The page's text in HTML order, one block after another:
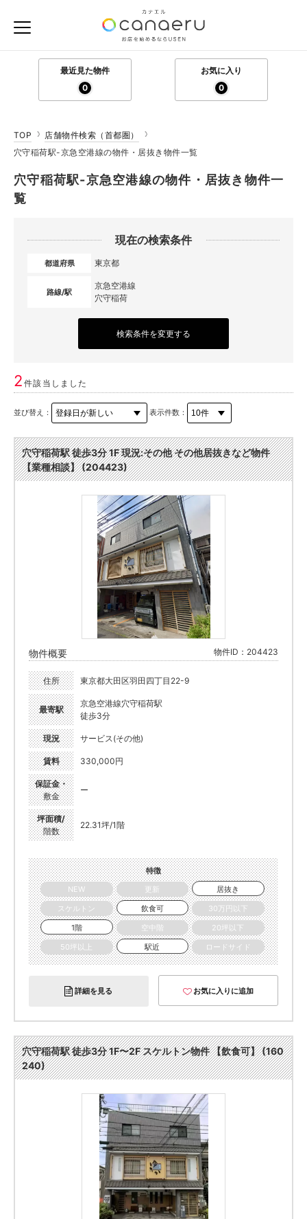
最近見た物件
0
お気に入り
0
TOP
店舗物件検索（首都圏）
穴守稲荷駅-京急空港線の物件・居抜き物件一覧
穴守稲荷駅-京急空港線の物件・居抜き物件一
覧
現在の検索条件
都道府県 東京都
路線/駅
京急空港線
穴守稲荷
検索条件を変更する
2件該当しました
並び替え： 表示件数：
穴守稲荷駅 徒歩3分 1F 現況:その他 その他居抜きなど物件
【業種相談】 (204423)
物件概要 物件ID：204423
住所 東京都大田区羽田四丁目22-9
最寄駅
京急空港線穴守稲荷駅
徒歩3分
現況 サービス(その他)
賃料 330,000円
保証金・
敷金
ー
坪面積/
階数
22.31坪/1階
特徴
NEW
更新
居抜き
スケルトン
飲食可
30万円以下
1階
空中階
20坪以下
50坪以上
駅近 ロードサイド
詳細を見る お気に入りに追加
穴守稲荷駅 徒歩3分 1F〜2F スケルトン物件 【飲食可】 (160
240)